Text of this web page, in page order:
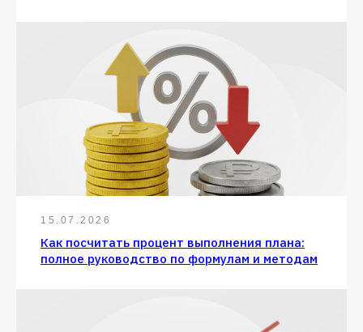
15.07.2026
Как посчитать процент выполнения плана:
полное руководство по формулам и методам